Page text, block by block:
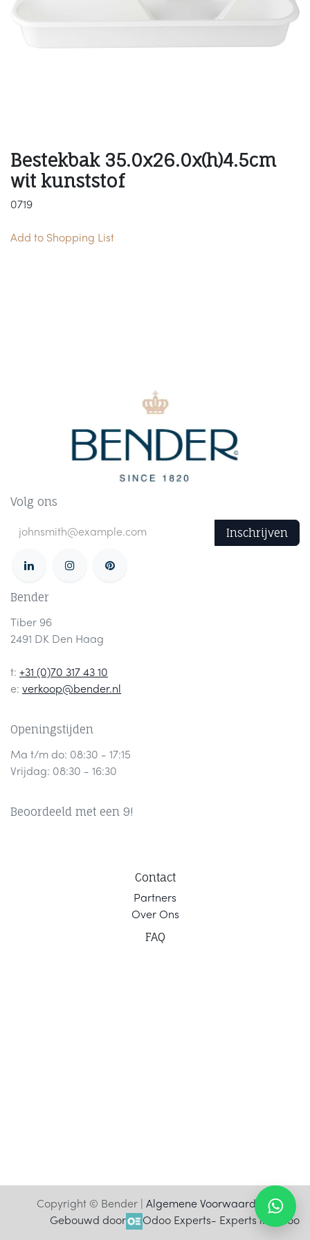
Bestekbak 35.0x26.0x(h)4.5cm
wit kunststof
0719
Add to Shopping List
Volg ons
Inschrijven
Bender
Tiber 96
2491 DK Den Haag
t: +31 (0)70 317 43 10
e: verkoop@bender.nl
Openingstijden
Ma t/m do: 08:30 - 17:15
Vrijdag: 08:30 - 16:30
Beoordeeld met een 9!
Contact
Partners
Over Ons
FAQ
Copyright © Bender | Algemene Voorwaarden
Gebouwd door
Odoo Experts- Experts in Odoo